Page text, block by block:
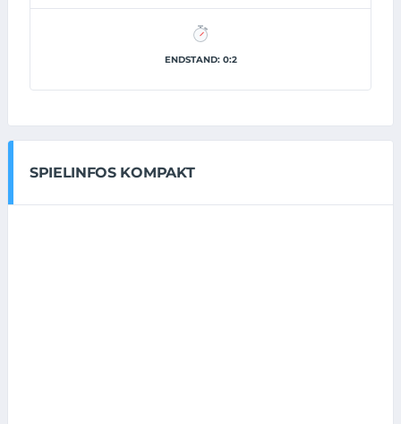
ENDSTAND: 0:2
SPIELINFOS KOMPAKT